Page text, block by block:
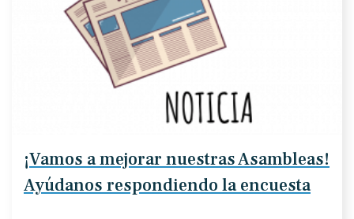
¡Vamos a mejorar nuestras Asambleas!
Ayúdanos respondiendo la encuesta